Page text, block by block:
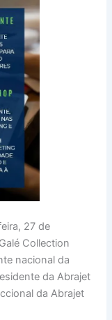
27 de
Collection
nacional da
da Abrajet
da Abrajet